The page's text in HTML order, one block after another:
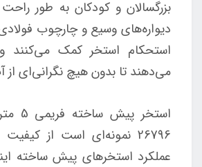
بزرگسالان و کودکان به طور
دیواره‌های وسیع و چارچوب
استحکام استخر کمک می‌کنند
می‌دهند تا بدون هیچ نگرانی‌ای از
26796 نمونه‌ای است از
عملکرد استخرهای پیش ساخته